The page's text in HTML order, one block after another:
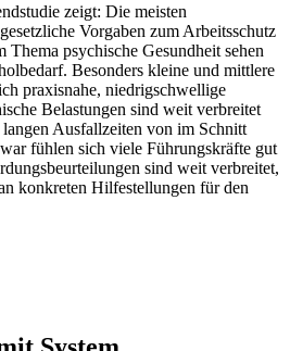
zeigt: Die meisten
Vorgaben zum Arbeitsschutz
Thema psychische Gesundheit sehen
Besonders kleine und mittlere
praxisnahe, niedrigschwellige
Belastungen sind weit verbreitet
Ausfallzeiten von im Schnitt
fühlen sich viele Führungskräfte gut
sind weit verbreitet,
konkreten Hilfestellungen für den